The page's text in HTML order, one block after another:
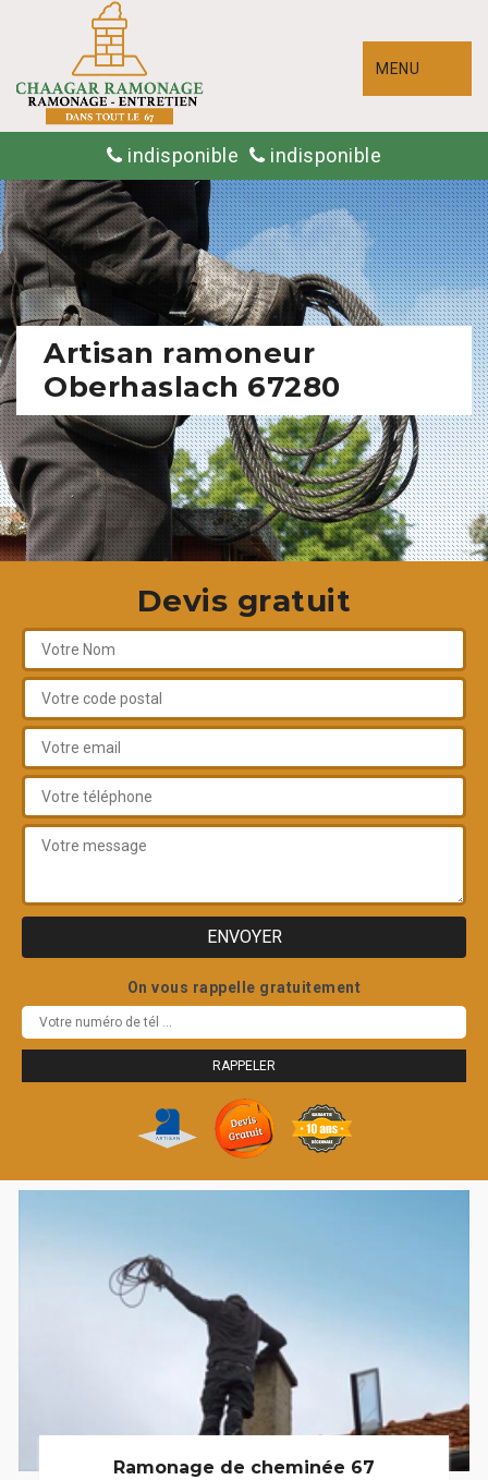
MENU
indisponible indisponible
Artisan ramoneur
Oberhaslach 67280
Devis gratuit
On vous rappelle gratuitement
Ramonage de cheminée 67